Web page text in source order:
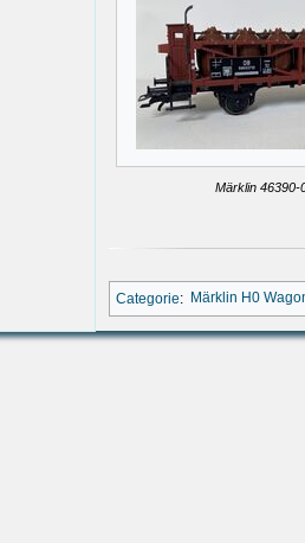
Märklin 46390-
Categorie: Märklin H0